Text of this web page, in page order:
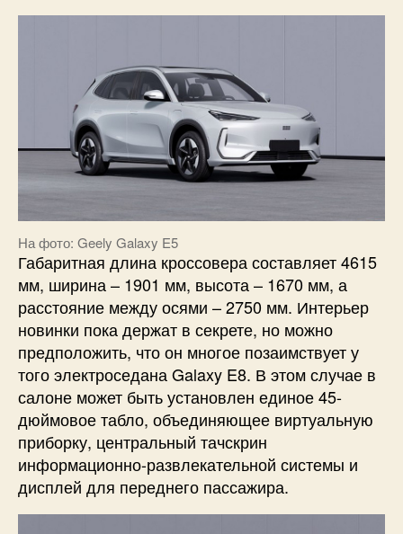
На фото: Geely Galaxy E5
Габаритная длина кроссовера составляет 4615
мм, ширина – 1901 мм, высота – 1670 мм, а
расстояние между осями – 2750 мм. Интерьер
новинки пока держат в секрете, но можно
предположить, что он многое позаимствует у
того электроседана Galaxy E8. В этом случае в
салоне может быть установлен единое 45-
дюймовое табло, объединяющее виртуальную
приборку, центральный тачскрин
информационно-развлекательной системы и
дисплей для переднего пассажира.